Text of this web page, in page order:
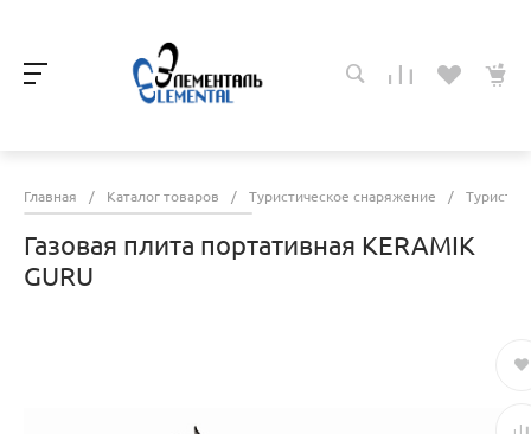
Главная / Каталог товаров / Туристическое снаряжение /
Газовая плита портативная KERAMIK
GURU